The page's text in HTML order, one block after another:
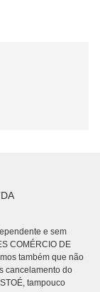
e sem
COMÉRCIO DE
também que não
cancelamento do
tampouco